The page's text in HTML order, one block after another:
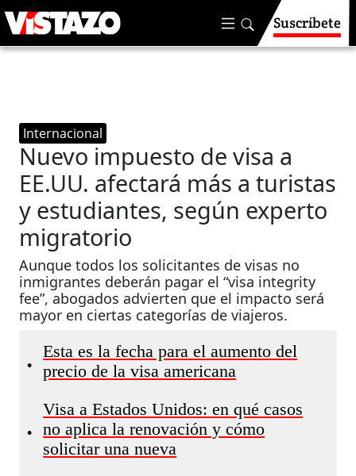
Suscríbete
Internacional
Nuevo impuesto de visa a
EE.UU. afectará más a turistas
y estudiantes, según experto
migratorio
Aunque todos los solicitantes de visas no
inmigrantes deberán pagar el “visa integrity
fee”, abogados advierten que el impacto será
mayor en ciertas categorías de viajeros.
•
Esta es la fecha para el aumento del
precio de la visa americana
•
Visa a Estados Unidos: en qué casos
no aplica la renovación y cómo
solicitar una nueva